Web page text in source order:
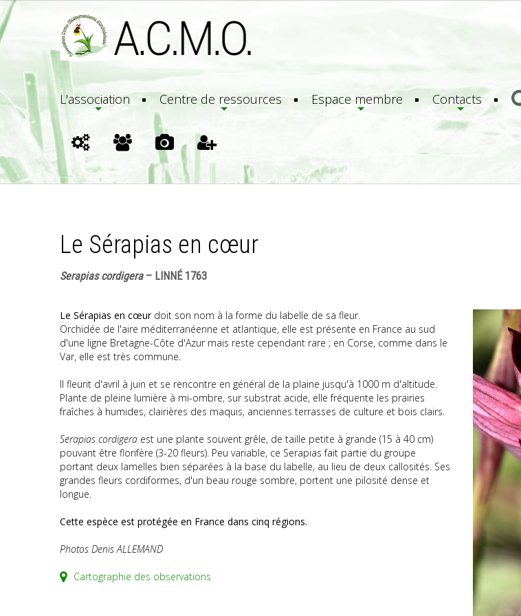
L'association Centre de ressources Espace membre Contacts
Le Sérapias en cœur
Serapias cordigera– LINNÉ 1763
Le Sérapias en cœurdoit son nom à la forme du labelle de sa fleur.
Orchidée de l'aire méditerranéenne et atlantique, elle est présente en France au sud
d'une ligne Bretagne-Côte d'Azur mais reste cependant rare ; en Corse, comme dans le
Var, elle est très commune.
Il fleurit d'avril à juin et se rencontre en général de la plaine jusqu'à 1000 m d'altitude.
Plante de pleine lumière à mi-ombre, sur substrat acide, elle fréquente les prairies
fraîches à humides, clairières des maquis, anciennes terrasses de culture et bois clairs.
Serapias cordigera est une plante souvent grêle, de taille petite à grande (15 à 40 cm)
pouvant être florifère (3-20 fleurs). Peu variable, ce Serapias fait partie du groupe
portant deux lamelles bien séparées à la base du labelle, au lieu de deux callosités. Ses
grandes fleurs cordiformes, d'un beau rouge sombre, portent une pilosité dense et
longue.
Cette espèce est protégée en France dans cinq régions.
Photos Denis ALLEMAND
Cartographie des observations